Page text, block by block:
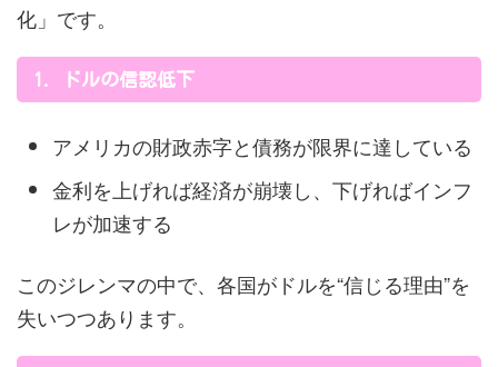
化」です。
1. ドルの信認低下
アメリカの財政赤字と債務が限界に達している
金利を上げれば経済が崩壊し、下げればインフ
レが加速する
このジレンマの中で、各国がドルを“信じる理由”を
失いつつあります。